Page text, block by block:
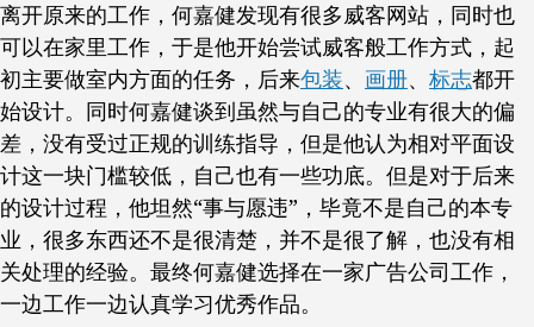
离开原来的工作，何嘉健发现有很多威客网站，同时也
可以在家里工作，于是他开始尝试威客般工作方式，起
初主要做室内方面的任务，后来包装、 画册、 标志都开
始设计。同时何嘉健谈到虽然与自己的专业有很大的偏
差，没有受过正规的训练指导，但是他认为相对平面设
计这一块门槛较低，自己也有一些功底。但是对于后来
的设计过程，他坦然“事与愿违”，毕竟不是自己的本专
业，很多东西还不是很清楚，并不是很了解，也没有相
关处理的经验。最终何嘉健选择在一家广告公司工作，
一边工作一边认真学习优秀作品。